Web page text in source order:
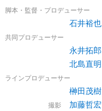
脚本・監督・プロデューサー
石井裕也
共同プロデューサー
永井拓郎
北島直明
ラインプロデューサー
榊田茂樹
撮影 加藤哲宏